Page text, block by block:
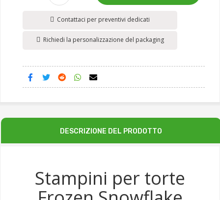
Contattaci per preventivi dedicati
Richiedi la personalizzazione del packaging
DESCRIZIONE DEL PRODOTTO
Stampini per torte